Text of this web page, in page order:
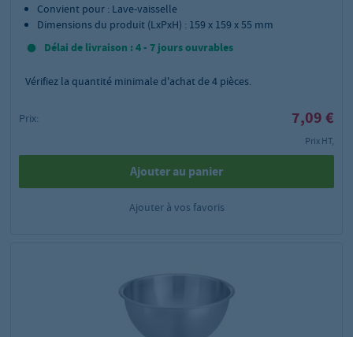
Convient pour : Lave-vaisselle
Dimensions du produit (LxPxH) : 159 x 159 x 55 mm
Délai de livraison : 4 - 7 jours ouvrables
Vérifiez la quantité minimale d'achat de4 pièces.
Prix: 7,09 €
Prix HT,
Ajouter au panier
Ajouter à vos favoris